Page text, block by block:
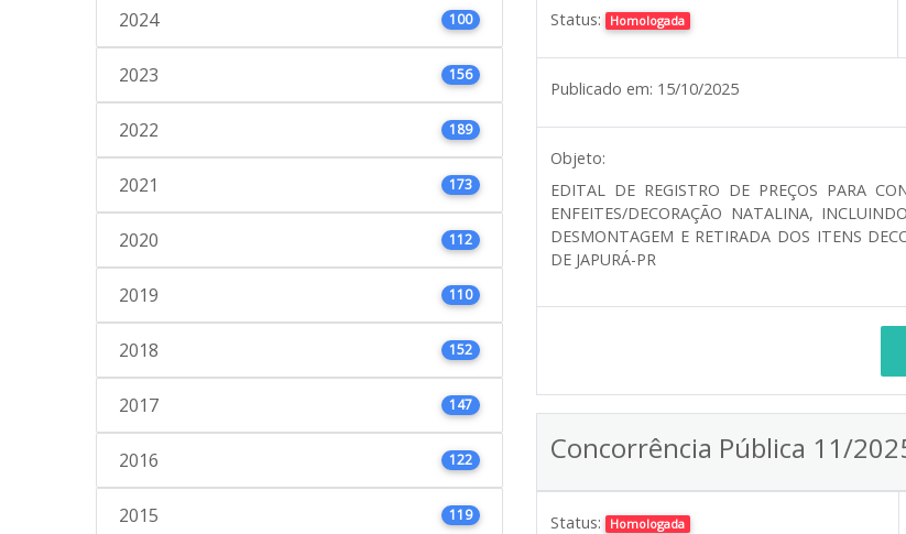
2024 100
2023 156
2022 189
2021 173
2020 112
2019 110
2018 152
2017 147
2016 122
2015 119
Status: Homologada
Publicado em: 15/10/2025
Objeto:
EDITAL DE REGISTRO DE PREÇOS PARA
ENFEITES/DECORAÇÃO NATALINA,
DESMONTAGEM E RETIRADA DOS ITENS
DE JAPURÁ-PR
Concorrência Pública 11/
Status: Homologada